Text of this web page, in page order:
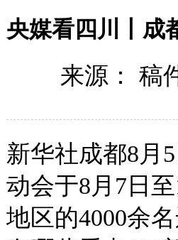
央媒看四川丨成
来源： 稿
新华社成都8月
动会于8月7日
地区的4000余